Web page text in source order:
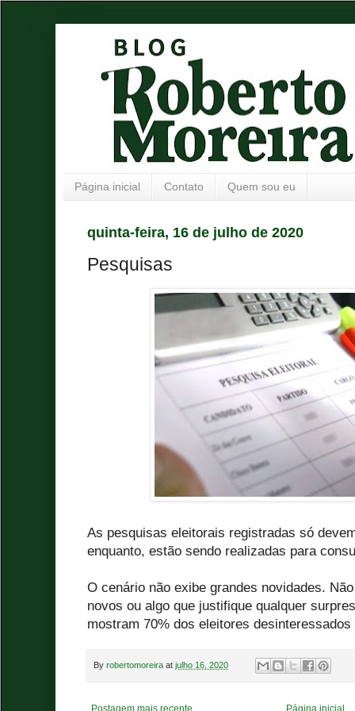
Página inicial Contato Quem sou eu
quinta-feira, 16 de julho de 2020
Pesquisas
As pesquisas eleitorais registradas só
enquanto, estão sendo realizadas para
O cenário não exibe grandes novidades.
novos ou algo que justifique qualquer
mostram 70% dos eleitores
By robertomoreira at julho 16, 2020
Postagem mais recente Página inicial